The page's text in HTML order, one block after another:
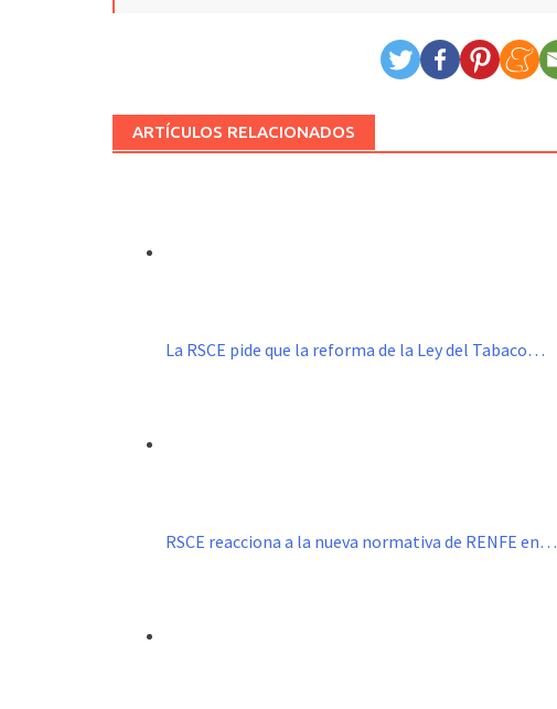
ARTÍCULOS RELACIONADOS
La RSCE pide que la reforma de la Ley del Tabaco…
RSCE reacciona a la nueva normativa de RENFE en…